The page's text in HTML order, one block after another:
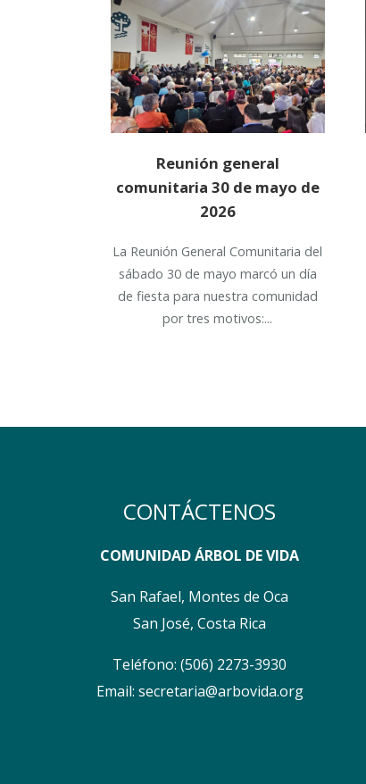
Reunión general
comunitaria 30 de mayo de
2026
La Reunión General Comunitaria del
sábado 30 de mayo marcó un día
de fiesta para nuestra comunidad
por tres motivos:...
CONTÁCTENOS
COMUNIDAD ÁRBOL DE VIDA
San Rafael, Montes de Oca
San José, Costa Rica
Teléfono:(506) 2273-3930
Email: secretaria@arbovida.org